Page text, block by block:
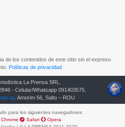
de los contenidos de este sitio sin el expreso
Políticas de privacidad
La Prensa SRL.
- Celular/Whatsapp 091403575.
. Amorim 56, Salto – ROU
para los siguientes navegadores:
Chrome Safari
Opera